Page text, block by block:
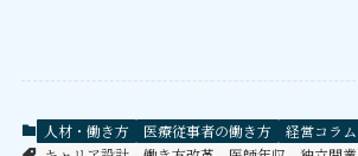
人材・働き方 医療従事者の働き方
経営コラム